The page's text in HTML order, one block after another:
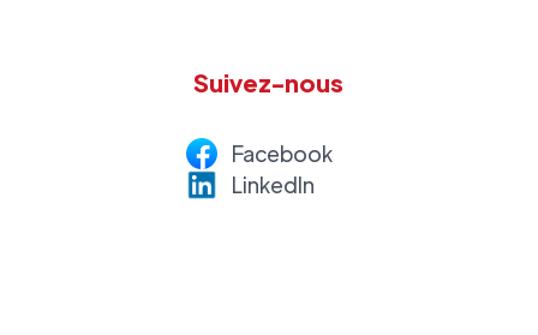
Suivez-nous
Facebook
LinkedIn